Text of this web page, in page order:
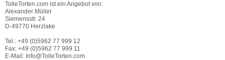
TolleTorten.com ist ein Angebot von:
Alexander Müller
Siemensstr. 24
D-49770 Herzlake
Tel.: +49 (0)5962 77 999 12
Fax: +49 (0)5962 77 999 11
E-Mail: Info@TolleTorten.com